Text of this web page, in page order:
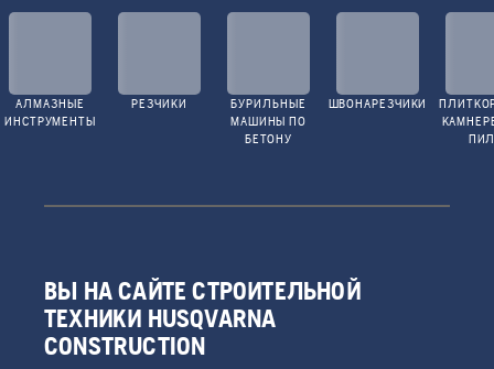
АЛМАЗНЫЕ
ИНСТРУМЕНТЫ
РЕЗЧИКИ
БУРИЛЬНЫЕ
МАШИНЫ ПО
БЕТОНУ
ШВОНАРЕЗЧИКИ
ВЫ НА САЙТЕ СТРОИТЕЛЬНОЙ
ТЕХНИКИ HUSQVARNA
CONSTRUCTION